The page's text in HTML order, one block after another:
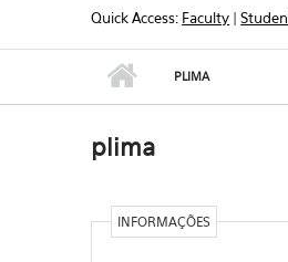
Quick Access: Faculty |
PLIMA
plima
INFORMAÇÕES